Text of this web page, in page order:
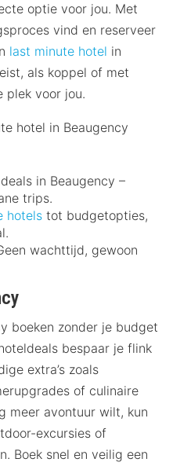
optie voor jou. Met
vind en reserveer
last minute hotel in
als koppel of met
plek voor jou.
hotel in Beaugency
in Beaugency –
trips.
hotels tot budgetopties,
wachttijd, gewoon
boeken zonder je budget
bespaar je flink
extra’s zoals
of culinaire
meer avontuur wilt, kun
excursies of
Boek snel en veilig een